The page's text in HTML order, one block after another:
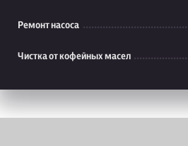
Ремонт насоса
Чистка от кофейных масел